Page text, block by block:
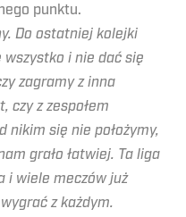
punktu.
Do ostatniej kolejki
i nie dać się
zagramy z inna
czy z zespołem
nikim się nie położymy,
grało łatwiej. Ta liga
i wiele meczów już
z każdym.